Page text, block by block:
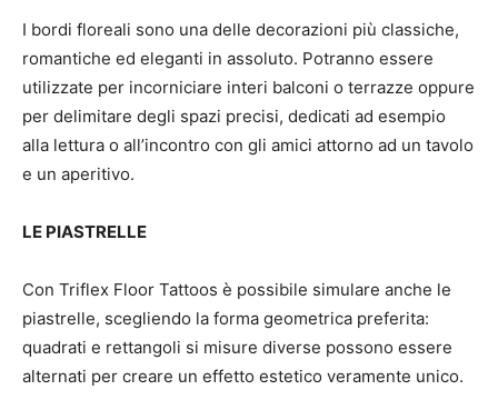
I bordi floreali sono una delle decorazioni più classiche,
romantiche ed eleganti in assoluto. Potranno essere
utilizzate per incorniciare interi balconi o terrazze oppure
per delimitare degli spazi precisi, dedicati ad esempio
alla lettura o all’incontro con gli amici attorno ad un tavolo
e un aperitivo.
LE PIASTRELLE
Con Triflex Floor Tattoos è possibile simulare anche le
piastrelle, scegliendo la forma geometrica preferita:
quadrati e rettangoli si misure diverse possono essere
alternati per creare un effetto estetico veramente unico.